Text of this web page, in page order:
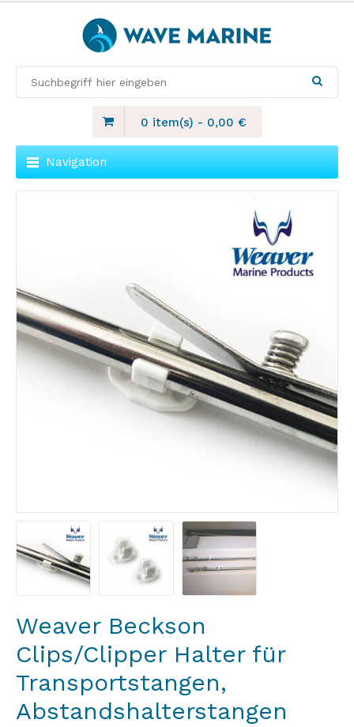
0 item(s) - 0,00 €
Navigation
Weaver Beckson
Clips/Clipper Halter für
Transportstangen,
Abstandshalterstangen